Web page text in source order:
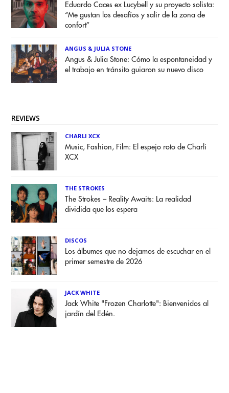
Eduardo Caces ex Lucybell y su proyecto solista:
“Me gustan los desafíos y salir de la zona de
confort”
ANGUS & JULIA STONE
Angus & Julia Stone: Cómo la espontaneidad y
el trabajo en tránsito guiaron su nuevo disco
REVIEWS
CHARLI XCX
Music, Fashion, Film: El espejo roto de Charli
XCX
THE STROKES
The Strokes – Reality Awaits: La realidad
dividida que los espera
DISCOS
Los álbumes que no dejamos de escuchar en el
primer semestre de 2026
JACK WHITE
Jack White "Frozen Charlotte": Bienvenidos al
jardín del Edén.